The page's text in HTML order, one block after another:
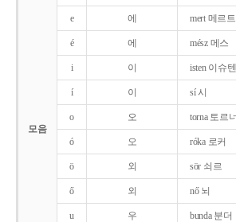
모음
e 에 mert 메르트
é 에 mész 메스
i 이 isten 이슈텐
í 이 sí 시
o 오 torna 토르너
ó 오 róka 로커
ö 외 sör 쇠르
ő 외 nő 뇌
u 우 bunda 분더